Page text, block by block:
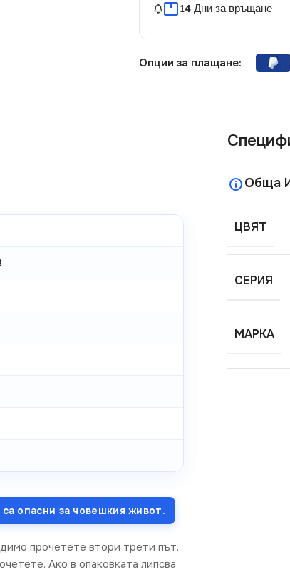
14 Дни за връщане
Опции за плащане:
опасни за човешкия живот.
прочетете втори трети път.
Ако в опаковката липсва
Обща
ЦВЯТ
СЕРИЯ
МАРКА